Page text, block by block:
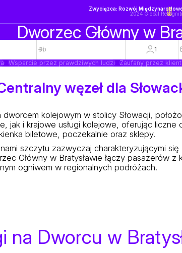
Zwycięzca: Rozwój
2024 Global
Dworzec Główny w
1
Wsparcie przez prawdziwych ludzi Zaufany przez
węzeł dla
kolejowym w stolicy Słowacji,
jak i krajowe usługi kolejowe, oferując
biletowe, poczekalnie oraz sklepy.
szczytu zazwyczaj charakteryzującymi
Główny w Bratysławie łączy pasażerów z
ogniwem w regionalnych podróżach.
na Dworcu w